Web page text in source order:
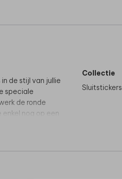
de stijl van jullie
speciale
de ronde
nog op een
Collectie
Sluitstickers